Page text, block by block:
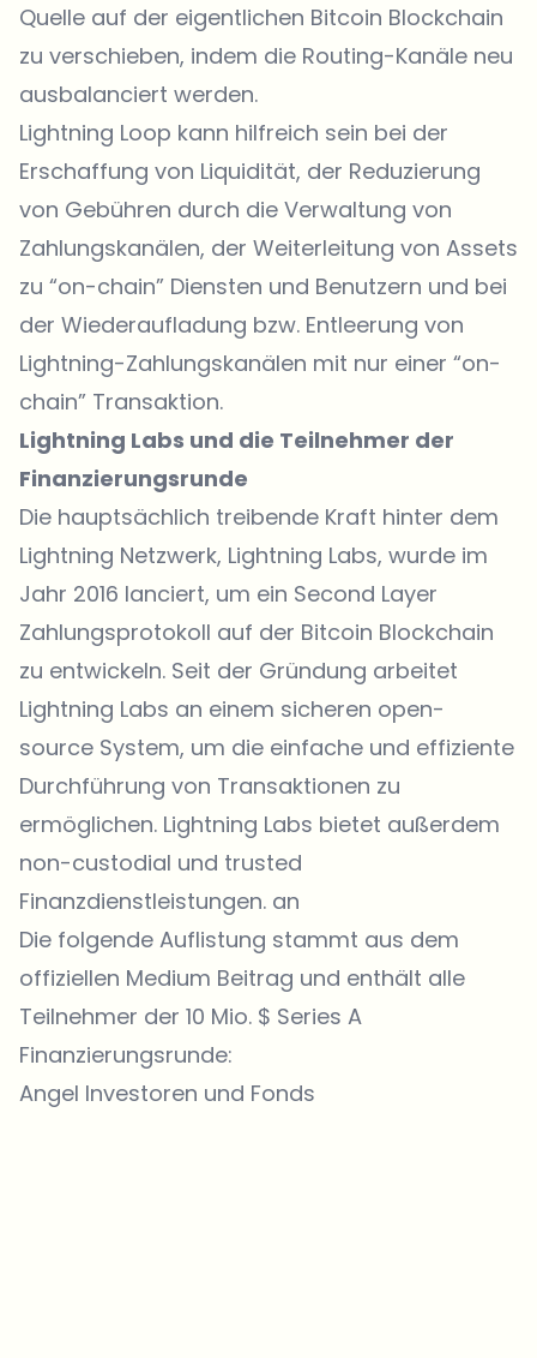
Quelle auf der eigentlichen Bitcoin Blockchain
zu verschieben, indem die Routing-Kanäle neu
ausbalanciert werden.
Lightning Loop kann hilfreich sein bei der
Erschaffung von Liquidität, der Reduzierung
von Gebühren durch die Verwaltung von
Zahlungskanälen, der Weiterleitung von Assets
zu “on-chain” Diensten und Benutzern und bei
der Wiederaufladung bzw. Entleerung von
Lightning-Zahlungskanälen mit nur einer “on-
chain” Transaktion.
Lightning Labs und die Teilnehmer der
Finanzierungsrunde
Die hauptsächlich treibende Kraft hinter dem
Lightning Netzwerk, Lightning Labs, wurde im
Jahr 2016 lanciert, um ein Second Layer
Zahlungsprotokoll auf der Bitcoin Blockchain
zu entwickeln. Seit der Gründung arbeitet
Lightning Labs an einem sicheren open-
source System, um die einfache und effiziente
Durchführung von Transaktionen zu
ermöglichen. Lightning Labs bietet außerdem
non-custodial und trusted
Finanzdienstleistungen. an
Die folgende Auflistung stammt aus dem
offiziellen Medium Beitrag und enthält alle
Teilnehmer der 10 Mio. $ Series A
Finanzierungsrunde:
Angel Investoren und Fonds